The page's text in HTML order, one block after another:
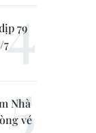
79
7
Nhà
vé